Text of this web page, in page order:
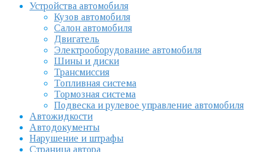
Устройства автомобиля
Кузов автомобиля
Салон автомобиля
Двигатель
Электрооборудование автомобиля
Шины и диски
Трансмиссия
Топливная система
Тормозная система
Подвеска и рулевое управление автомобиля
Автожидкости
Автодокументы
Нарушение и штрафы
Страница автора